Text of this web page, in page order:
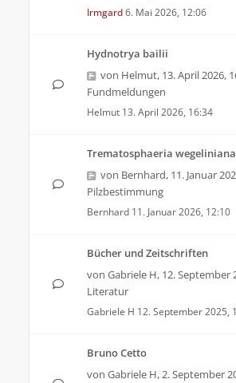
Irmgard6. Mai 2026, 12:06
Hydnotrya bailii
von Helmut, 13. April 2026,
Fundmeldungen
Helmut 13. April 2026, 16:34
Trematosphaeria
von Bernhard, 11. Januar
Pilzbestimmung
Bernhard 11. Januar 2026, 12:10
Bücher und Zeitschriften
von Gabriele H, 12. September
Literatur
Gabriele H 12. September 2025,
Bruno Cetto
von Gabriele H,2. September